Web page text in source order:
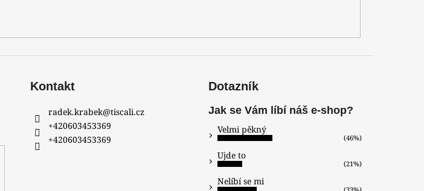
Kontakt
radek.krabek@tiscali.cz
+420603453369
+420603453369
Dotazník
Jak se Vám líbí náš e-shop?
Velmi pěkný
(46%)
Ujde to
(21%)
Nelíbí se mi